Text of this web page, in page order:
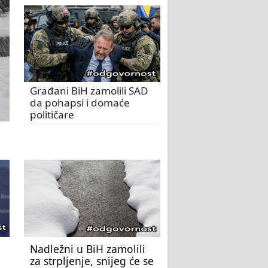
Građani BiH zamolili SAD
da pohapsi i domaće
političare
Nadležni u BiH zamolili
za strpljenje, snijeg će se